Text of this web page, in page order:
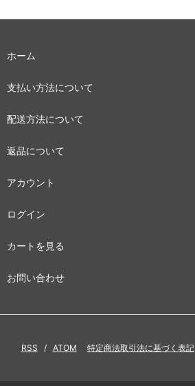
ホーム
支払い方法について
配送方法について
返品について
アカウント
ログイン
カートを見る
お問い合わせ
RSS / ATOM 特定商法取引法に基づく表記